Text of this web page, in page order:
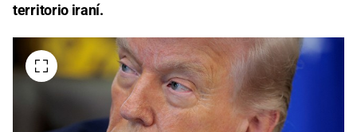
territorio iraní.